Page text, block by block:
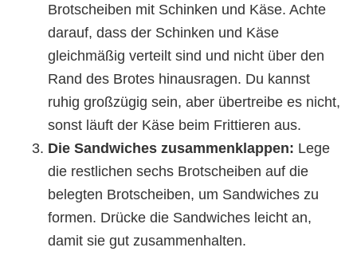
Brotscheiben mit Schinken und Käse. Achte
darauf, dass der Schinken und Käse
gleichmäßig verteilt sind und nicht über den
Rand des Brotes hinausragen. Du kannst
ruhig großzügig sein, aber übertreibe es nicht,
sonst läuft der Käse beim Frittieren aus.
Die Sandwiches zusammenklappen: Lege
die restlichen sechs Brotscheiben auf die
belegten Brotscheiben, um Sandwiches zu
formen. Drücke die Sandwiches leicht an,
damit sie gut zusammenhalten.